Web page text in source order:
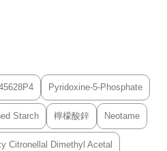
Pyridoxine-5-Phosphate
Starch 檸檬酸鋅 Neotame
Citronellal Dimethyl Acetal